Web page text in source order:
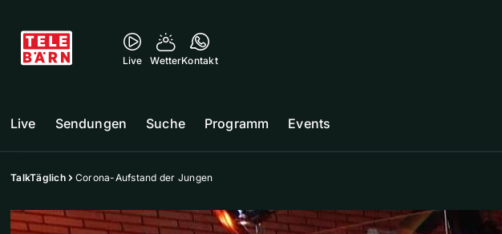
Live WetterKontakt
Live Sendungen Suche Programm Events
TalkTäglich Corona-Aufstand der Jungen